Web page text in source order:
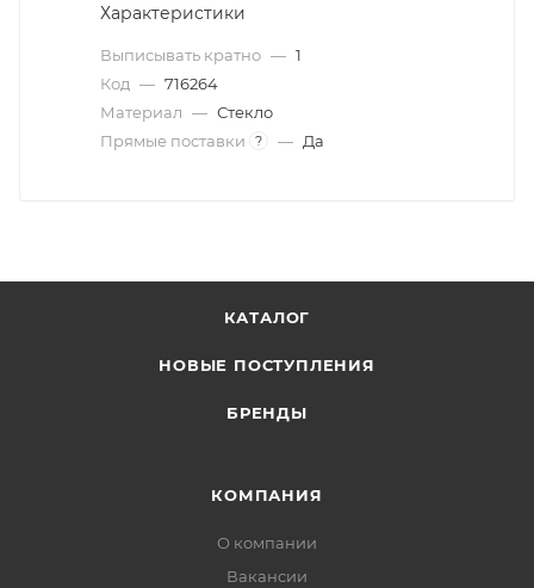
Характеристики
Выписывать кратно — 1
Код — 716264
Материал — Стекло
Прямые поставки
? — Да
КАТАЛОГ
НОВЫЕ ПОСТУПЛЕНИЯ
БРЕНДЫ
КОМПАНИЯ
О компании
Вакансии